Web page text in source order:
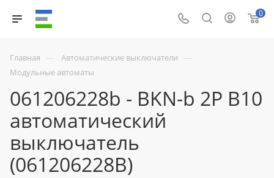
0
Главная — Автоматические выключатели —
Модульные автоматы
061206228b - BKN-b 2P B10
автоматический
выключатель
(061206228B)